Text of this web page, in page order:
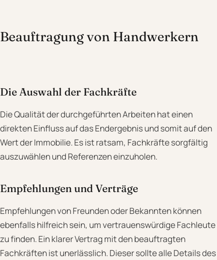
Beauftragung von Handwerkern
Die Auswahl der Fachkräfte
Die Qualität der durchgeführten Arbeiten hat einen
direkten Einfluss auf das Endergebnis und somit auf den
Wert der Immobilie. Es ist ratsam, Fachkräfte sorgfältig
auszuwählen und Referenzen einzuholen.
Empfehlungen und Verträge
Empfehlungen von Freunden oder Bekannten können
ebenfalls hilfreich sein, um vertrauenswürdige Fachleute
zu finden. Ein klarer Vertrag mit den beauftragten
Fachkräften ist unerlässlich. Dieser sollte alle Details des